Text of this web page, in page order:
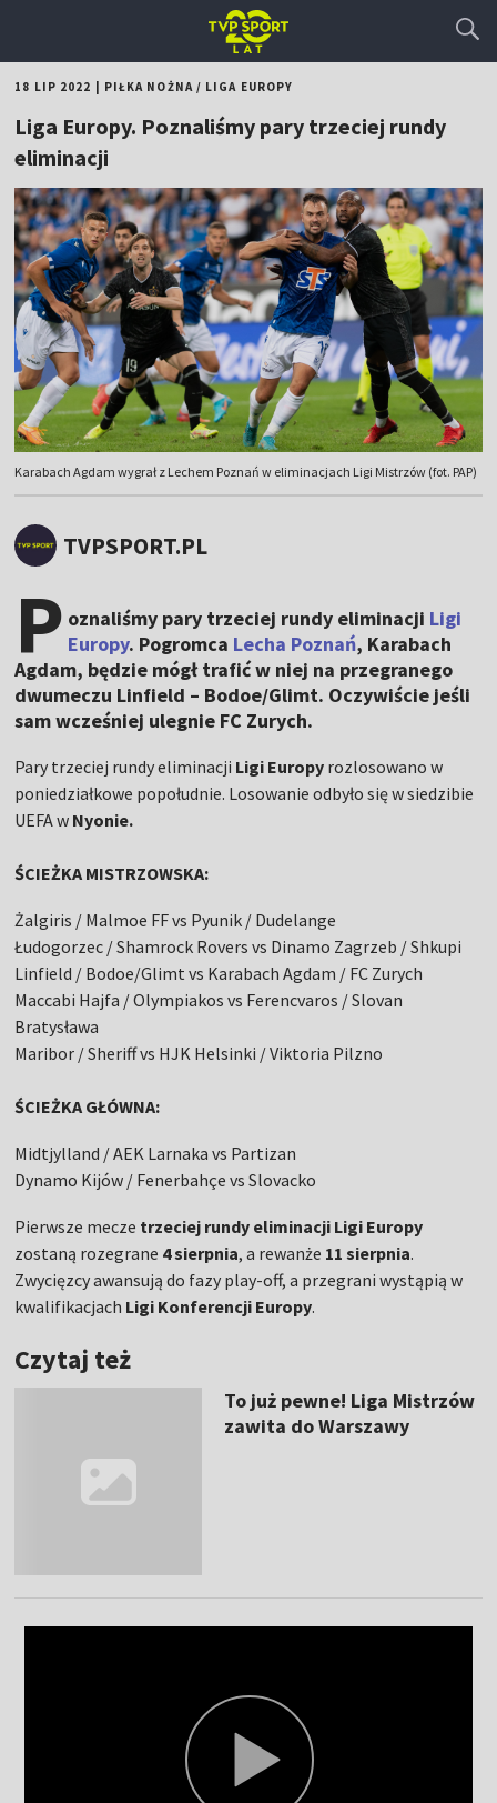
18 LIP 2022 PIŁKA NOŻNA/ LIGA EUROPY
Liga Europy. Poznaliśmy pary trzeciej rundy
eliminacji
Karabach Agdam wygrał z Lechem Poznań w eliminacjach Ligi Mistrzów (fot. PAP)
TVPSPORT.PL
P oznaliśmy pary trzeciej rundy eliminacji Ligi
Europy. Pogromca Lecha Poznań, Karabach
Agdam, będzie mógł trafić w niej na przegranego
dwumeczu Linfield – Bodoe/Glimt. Oczywiście jeśli
sam wcześniej ulegnie FC Zurych.
Pary trzeciej rundy eliminacji Ligi Europy rozlosowano w
poniedziałkowe popołudnie. Losowanie odbyło się w siedzibie
UEFA w Nyonie.
ŚCIEŻKA MISTRZOWSKA:
Żalgiris / Malmoe FF vs Pyunik / Dudelange
Łudogorzec / Shamrock Rovers vs Dinamo Zagrzeb / Shkupi
Linfield / Bodoe/Glimt vs Karabach Agdam / FC Zurych
Maccabi Hajfa / Olympiakos vs Ferencvaros / Slovan
Bratysława
Maribor / Sheriff vs HJK Helsinki / Viktoria Pilzno
ŚCIEŻKA GŁÓWNA:
Midtjylland / AEK Larnaka vs Partizan
Dynamo Kijów / Fenerbahçe vs Slovacko
Pierwsze mecze trzeciej rundy eliminacji Ligi Europy
zostaną rozegrane 4 sierpnia, a rewanże 11 sierpnia.
Zwycięzcy awansują do fazy play-off, a przegrani wystąpią w
kwalifikacjach Ligi Konferencji Europy.
Czytaj też
To już pewne! Liga Mistrzów
zawita do Warszawy